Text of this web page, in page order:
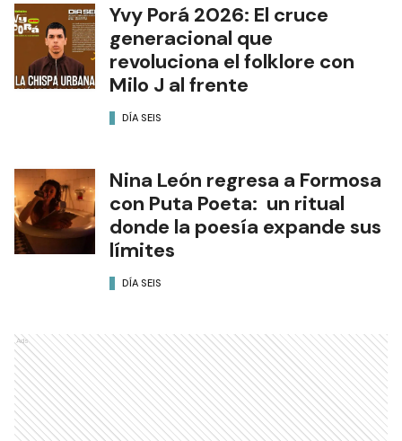
Yvy Porá 2026: El cruce
generacional que
revoluciona el folklore con
Milo J al frente
DÍA SEIS
Nina León regresa a Formosa
con Puta Poeta: un ritual
donde la poesía expande sus
límites
DÍA SEIS
Ads